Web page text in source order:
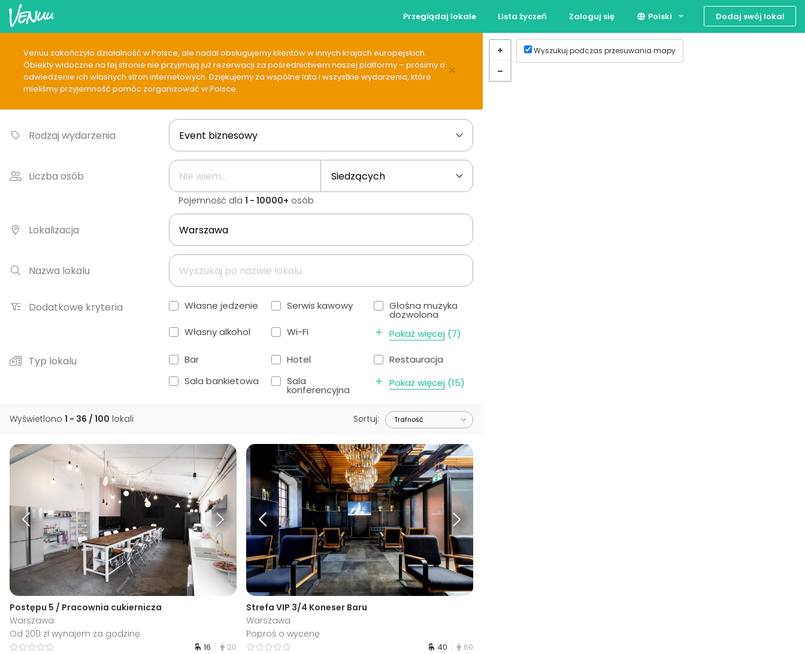
Przeglądaj lokale Lista życzeń Zaloguj się Polski
English
Dodaj swój lokal
Venuu zakończyło działalność w Polsce, ale nadal obsługujemy klientów w innych krajach europejskich.
Obiekty widoczne na tej stronie nie przyjmują już rezerwacji za pośrednictwem naszej platformy – prosimy o
odwiedzenie ich własnych stron internetowych. Dziękujemy za wspólne lata i wszystkie wydarzenia, które
mieliśmy przyjemność pomóc zorganizować w Polsce.
×
Rodzaj wydarzenia
Liczba osób
Pojemność dla1 - 10000+ osób
Lokalizacja
Nazwa lokalu
Dodatkowe kryteria Własne jedzenie Serwis kawowy Głośna muzyka
dozwolona
Własny alkohol
Wi-Fi Pokaż więcej (7)
Typ lokalu Bar Hotel
Restauracja
Sala bankietowa
Sala
konferencyjna
Pokaż więcej (15)
Wyświetlono 1 - 36 / 100 lokali Sortuj:
Postępu 5 / Pracownia cukiernicza
Warszawa
Od 200 zł wynajem za godzinę
16 20
Strefa VIP 3/4 Koneser Baru
Warszawa
Poproś o wycenę
40 60
Wyszukuj podczas przesuwania mapy